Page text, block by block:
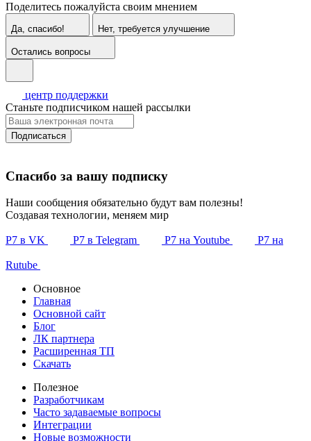
Поделитесь пожалуйста своим мнением
Да, спасибо! Нет, требуется улучшение
Остались вопросы
центр поддержки
Станьте подписчиком нашей рассылки
Подписаться
Спасибо за вашу подписку
Наши сообщения обязательно будут вам полезны!
Создавая технологии, меняем мир
Р7 в VK Р7 в Telegram Р7 на Youtube Р7 на
Rutube
Основное
Главная
Основной сайт
Блог
ЛК партнера
Расширенная ТП
Скачать
Полезное
Разработчикам
Часто задаваемые вопросы
Интеграции
Новые возможности